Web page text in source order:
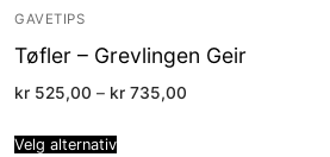
GAVETIPS
Tøfler – Grevlingen Geir
kr 525,00 – kr 735,00
Velg alternativ